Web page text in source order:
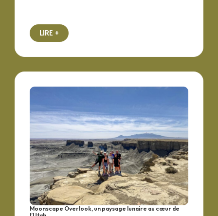
LIRE +
Moonscape Overlook, un paysage lunaire au cœur de